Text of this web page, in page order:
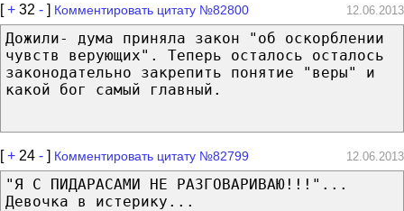
[+ 32 - ] Комментировать цитату №82800 12.06.2013
Дожили- дума приняла закон "об оскорблении
чувств верующих". Теперь осталось осталось
законодательно закрепить понятие "веры" и
какой бог самый главный.
[+ 24 - ] Комментировать цитату №82799 12.06.2013
"Я С ПИДАРАСАМИ НЕ РАЗГОВАРИВАЮ!!!"...
Девочка в истерику...